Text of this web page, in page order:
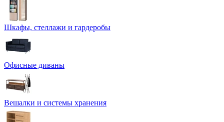
Шкафы, стеллажи и гардеробы
Офисные диваны
Вешалки и системы хранения